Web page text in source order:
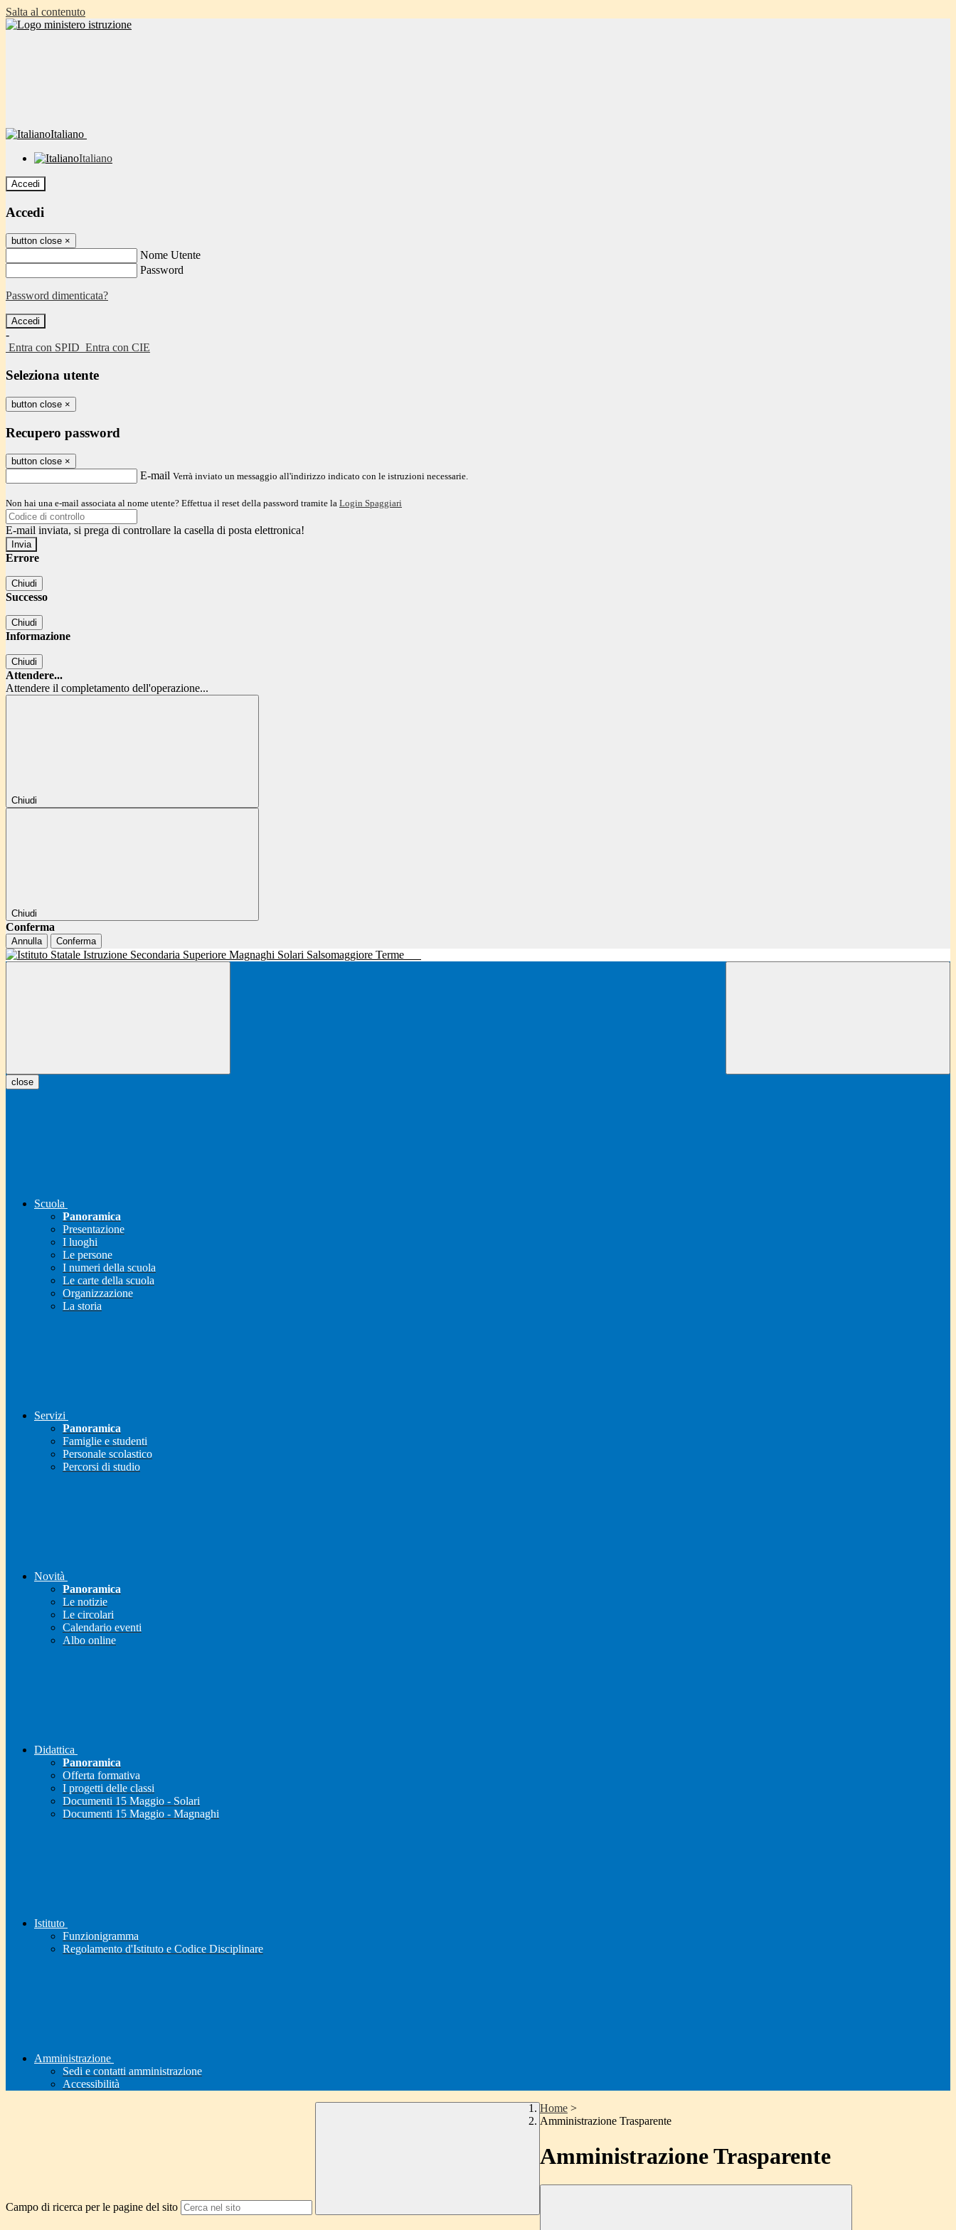
Salta al contenuto
Italiano
Italiano
Accedi
Accedi
button close ×
Nome Utente
Password
Password dimenticata?
-
Entra con SPID Entra con CIE
Seleziona utente
button close ×
Recupero password
button close ×
E-mail Verrà inviato un messaggio all'indirizzo indicato con le istruzioni necessarie.
Non hai una e-mail associata al nome utente? Effettua il reset della password tramite la Login Spaggiari
E-mail inviata, si prega di controllare la casella di posta elettronica!
Errore
Chiudi
Successo
Chiudi
Informazione
Chiudi
Attendere...
Attendere il completamento dell'operazione...
Chiudi
Chiudi
Conferma
Annulla Conferma
close
Scuola
Panoramica
Presentazione
I luoghi
Le persone
I numeri della scuola
Le carte della scuola
Organizzazione
La storia
Servizi
Panoramica
Famiglie e studenti
Personale scolastico
Percorsi di studio
Novità
Panoramica
Le notizie
Le circolari
Calendario eventi
Albo online
Didattica
Panoramica
Offerta formativa
I progetti delle classi
Documenti 15 Maggio - Solari
Documenti 15 Maggio - Magnaghi
Istituto
Funzionigramma
Regolamento d'Istituto e Codice Disciplinare
Amministrazione
Sedi e contatti amministrazione
Accessibilità
Campo di ricerca per le pagine del sito
Home >
Amministrazione Trasparente
Amministrazione Trasparente